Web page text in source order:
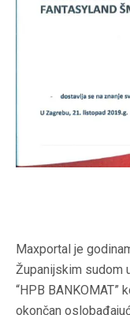
Maxportal je
Županijskim sudom
“HPB BANKOMAT”
okončan